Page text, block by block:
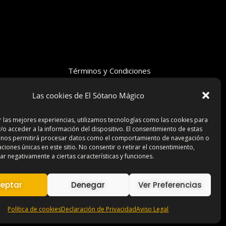
Las cookies de El Sótano Mágico
las mejores experiencias, utilizamos tecnologías como las cookies para
o acceder a la información del dispositivo. El consentimiento de estas
permitirá procesar datos como el comportamiento de navegación o
únicas en este sitio. No consentir o retirar el consentimiento,
negativamente a ciertas características y funciones.
Denegar Ver Preferencias
Política de cookiesDeclaración de PrivacidadAviso Legal
Términos y Condiciones
Aviso Legal